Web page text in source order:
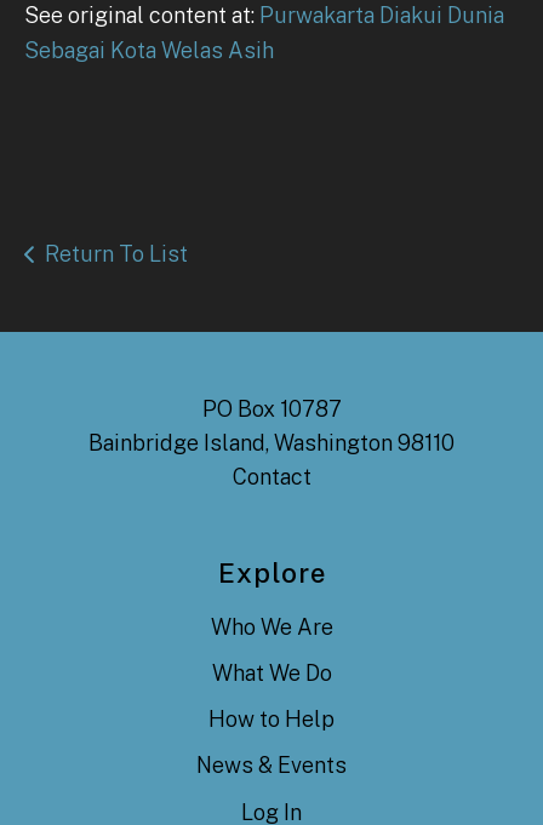
See original content at: Purwakarta Diakui Dunia
Sebagai Kota Welas Asih
Return To List
PO Box 10787
Bainbridge Island, Washington 98110
Contact
Explore
Who We Are
What We Do
How to Help
News & Events
Log In